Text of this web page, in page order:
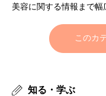
美容に関する情報まで幅
このカ
知る・学ぶ